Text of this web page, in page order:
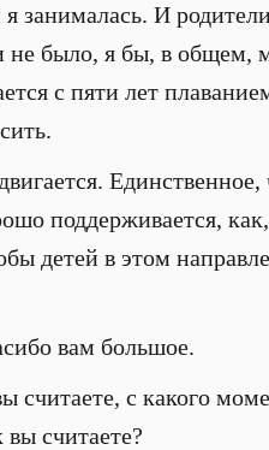
занималась. И
было, я бы, в общем,
с пяти лет
Единственное,
поддерживается,
детей в этом
вам большое.
считаете, с какого
считаете?